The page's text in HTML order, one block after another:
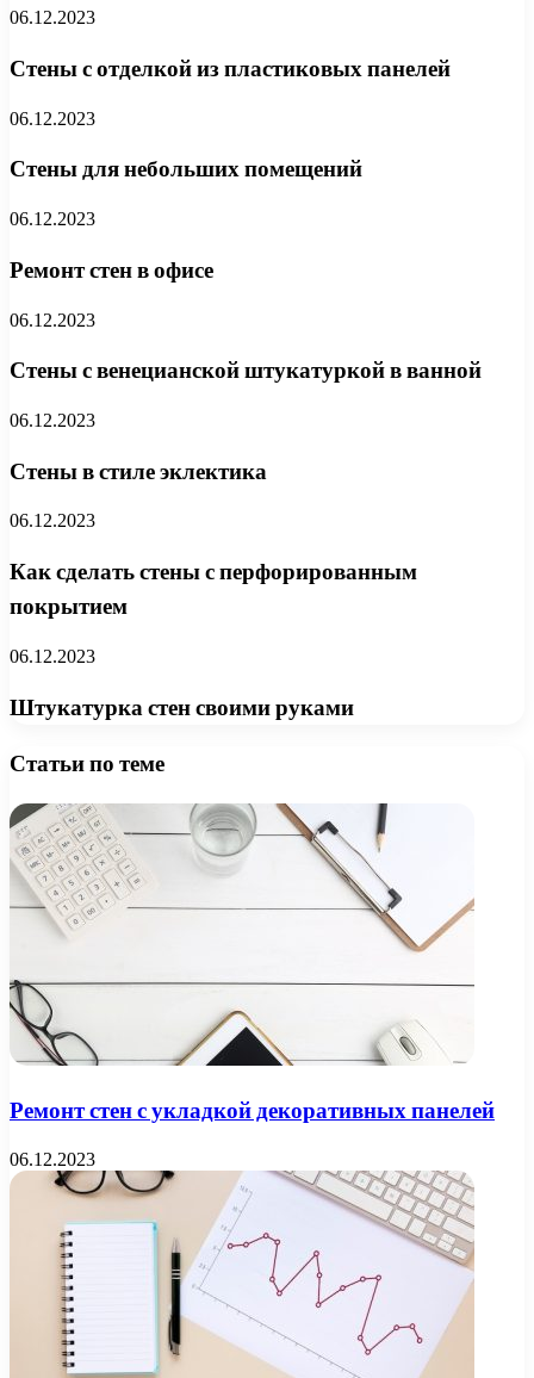
06.12.2023
Стены с отделкой из пластиковых панелей
06.12.2023
Стены для небольших помещений
06.12.2023
Ремонт стен в офисе
06.12.2023
Стены с венецианской штукатуркой в ванной
06.12.2023
Стены в стиле эклектика
06.12.2023
Как сделать стены с перфорированным
покрытием
06.12.2023
Штукатурка стен своими руками
Статьи по теме
Ремонт стен с укладкой декоративных панелей
06.12.2023